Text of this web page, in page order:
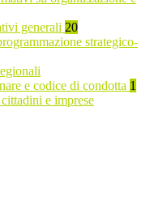
generali 20
strategico-
e codice di condotta 1
e imprese